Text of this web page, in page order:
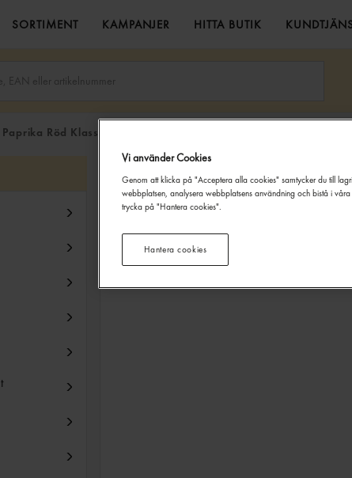
SORTIMENT KAMPANJER HITTA BUTIK
Paprika Röd Klass 1
Godkänn Ålder
Denna webbsida innehåller
och besök på denna webbplats
Vi använder Cookies
Genom att klicka på "Acceptera alla cookies" samtycker du till
webbplatsen, analysera webbplatsens användning och bistå i
trycka på "Hantera cookies".
Hantera cookies